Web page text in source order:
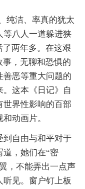
纯洁、率真的犹太
等八人一道躲进狭
了两年多。在这艰
事，无聊和恐惧的
善恶等重大问题的
这本《日记》自
世界性影响的百部
动画片。
到自由与和平对于
道，她们在“密
，不能弄出一点声
见。窗户钉上板